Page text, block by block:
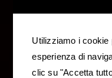
Utilizziamo i cookie
esperienza di
clic su "Accetta